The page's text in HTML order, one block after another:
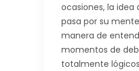
ocasiones, la idea
pasa por su
manera de
momentos de
totalmente